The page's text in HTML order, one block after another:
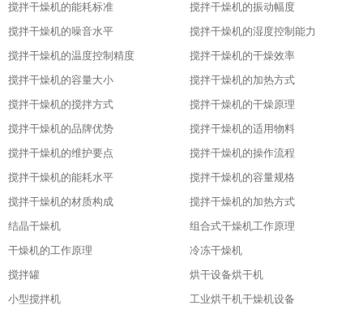
搅拌干燥机的能耗标准
搅拌干燥机的振动幅度
搅拌干燥机的噪音水平
搅拌干燥机的湿度控制能力
搅拌干燥机的温度控制精度
搅拌干燥机的干燥效率
搅拌干燥机的容量大小
搅拌干燥机的加热方式
搅拌干燥机的搅拌方式
搅拌干燥机的干燥原理
搅拌干燥机的品牌优势
搅拌干燥机的适用物料
搅拌干燥机的维护要点
搅拌干燥机的操作流程
搅拌干燥机的能耗水平
搅拌干燥机的容量规格
搅拌干燥机的材质构成
搅拌干燥机的加热方式
结晶干燥机
组合式干燥机工作原理
干燥机的工作原理
冷冻干燥机
搅拌罐
烘干设备烘干机
小型搅拌机
工业烘干机干燥机设备